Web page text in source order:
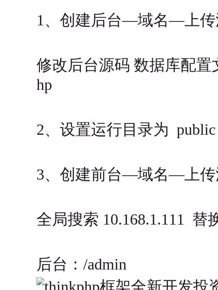
1、创建后台—域名—上
修改后台源码 数据库配置
hp
2、设置运行目录为
3、创建前台—域名—上
全局搜索 10.168.1.111 替
后台：/admin